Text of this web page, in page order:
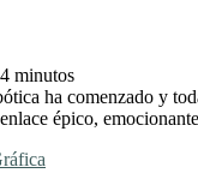
4 minutos
ha comenzado y
épico,